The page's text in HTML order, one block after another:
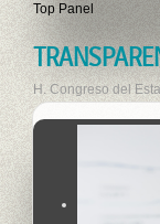
Top Panel
H. Congreso del